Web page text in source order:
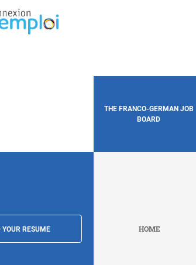
THE FRANCO-GERMAN JOB
BOARD
RESUME HOME